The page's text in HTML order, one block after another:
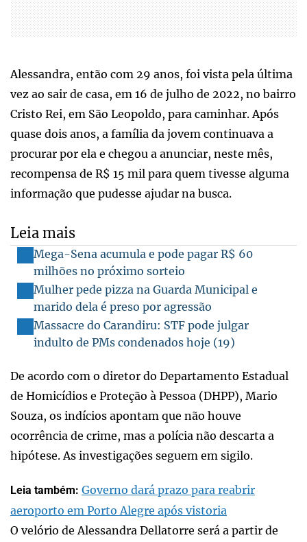
Alessandra, então com 29 anos, foi vista pela última
vez ao sair de casa, em 16 de julho de 2022, no bairro
Cristo Rei, em São Leopoldo, para caminhar. Após
quase dois anos, a família da jovem continuava a
procurar por ela e chegou a anunciar, neste mês,
recompensa de R$ 15 mil para quem tivesse alguma
informação que pudesse ajudar na busca.
Leia mais
Mega-Sena acumula e pode pagar R$ 60
milhões no próximo sorteio
Mulher pede pizza na Guarda Municipal e
marido dela é preso por agressão
Massacre do Carandiru: STF pode julgar
indulto de PMs condenados hoje (19)
De acordo com o diretor do Departamento Estadual
de Homicídios e Proteção à Pessoa (DHPP), Mario
Souza, os indícios apontam que não houve
ocorrência de crime, mas a polícia não descarta a
hipótese. As investigações seguem em sigilo.
Leia também: Governo dará prazo para reabrir
aeroporto em Porto Alegre após vistoria
O velório de Alessandra Dellatorre será a partir de